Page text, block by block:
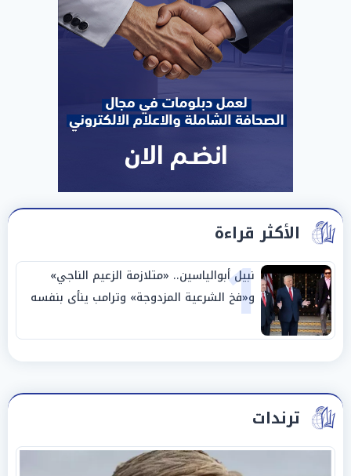
الأكثر قراءة
1
نبيل أبوالياسين.. «متلازمة الزعيم الناجي»
و«فخ الشرعية المزدوجة» وترامب ينأى بنفسه
وحليفه في «ميتم استراتيجي»
ترندات